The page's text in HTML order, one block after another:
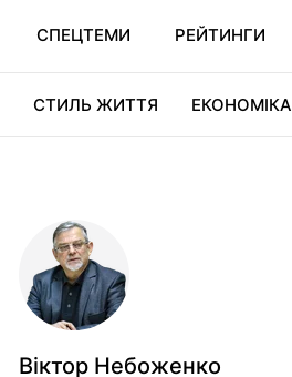
СПЕЦТЕМИ РЕЙТИНГИ
СТИЛЬ ЖИТТЯ ЕКОНОМІКА
Віктор Небоженко